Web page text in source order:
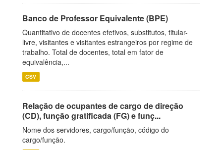
Banco de Professor Equivalente (BPE)
Quantitativo de docentes efetivos, substitutos, titular-
livre, visitantes e visitantes estrangeiros por regime de
trabalho. Total de docentes, total em fator de
equivalência,...
CSV
Relação de ocupantes de cargo de direção
(CD), função gratificada (FG) e funç...
Nome dos servidores, cargo/função, código do
cargo/função.